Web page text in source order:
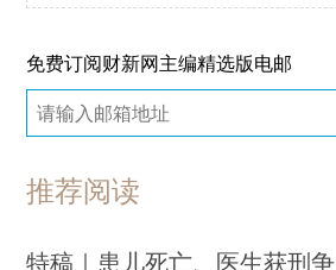
免费订阅财新网主编精选版电邮
推荐阅读
特稿｜患儿死亡、医生获刑争